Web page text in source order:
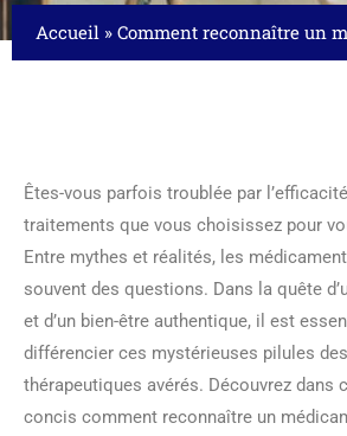
Accueil » Comment reconnaître un
Êtes-vous parfois troublée par
traitements que vous choisissez pour
Entre mythes et réalités, les
souvent des questions. Dans la quête
et d’un bien-être authentique, il est
différencier ces mystérieuses pilules
thérapeutiques avérés. Découvrez dans
concis comment reconnaître un